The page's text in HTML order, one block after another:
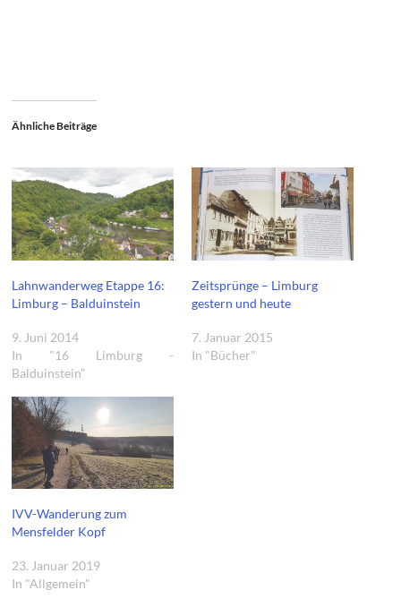
Ähnliche Beiträge
Lahnwanderweg Etappe 16:
Limburg – Balduinstein
9. Juni 2014
In "16 Limburg -
Balduinstein"
Zeitsprünge – Limburg
gestern und heute
7. Januar 2015
In "Bücher"
IVV-Wanderung zum
Mensfelder Kopf
23. Januar 2019
In "Allgemein"